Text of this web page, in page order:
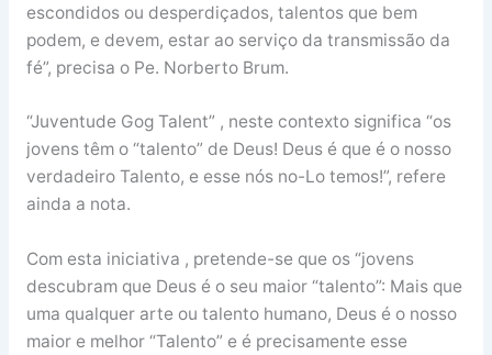
escondidos ou desperdiçados, talentos que bem
podem, e devem, estar ao serviço da transmissão da
fé”, precisa o Pe. Norberto Brum.
“Juventude Gog Talent” , neste contexto significa “os
jovens têm o “talento” de Deus! Deus é que é o nosso
verdadeiro Talento, e esse nós no-Lo temos!”, refere
ainda a nota.
Com esta iniciativa , pretende-se que os “jovens
descubram que Deus é o seu maior “talento”: Mais que
uma qualquer arte ou talento humano, Deus é o nosso
maior e melhor “Talento” e é precisamente esse